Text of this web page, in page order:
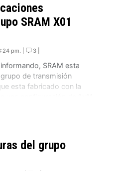
SRAM X01
pm. | 3 |
SRAM esta
de transmisión
esta fabricado con la
del grupo